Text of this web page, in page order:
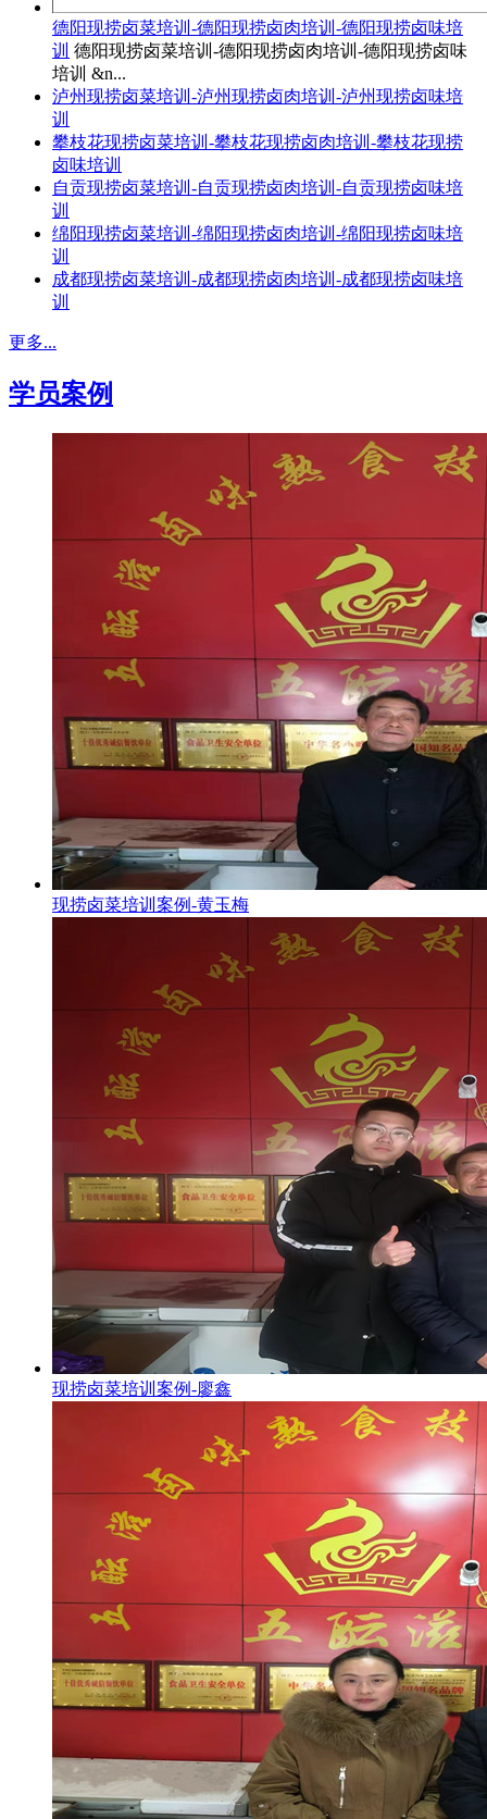
德阳现捞卤菜培训-德阳现捞卤肉培训-德阳现捞卤味培
训 德阳现捞卤菜培训-德阳现捞卤肉培训-德阳现捞卤味
培训 &n...
泸州现捞卤菜培训-泸州现捞卤肉培训-泸州现捞卤味培
训
攀枝花现捞卤菜培训-攀枝花现捞卤肉培训-攀枝花现捞
卤味培训
自贡现捞卤菜培训-自贡现捞卤肉培训-自贡现捞卤味培
训
绵阳现捞卤菜培训-绵阳现捞卤肉培训-绵阳现捞卤味培
训
成都现捞卤菜培训-成都现捞卤肉培训-成都现捞卤味培
训
更多...
学员案例
现捞卤菜培训案例-黄玉梅
现捞卤菜培训案例-廖鑫